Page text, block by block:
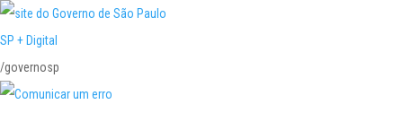
SP + Digital
/governosp